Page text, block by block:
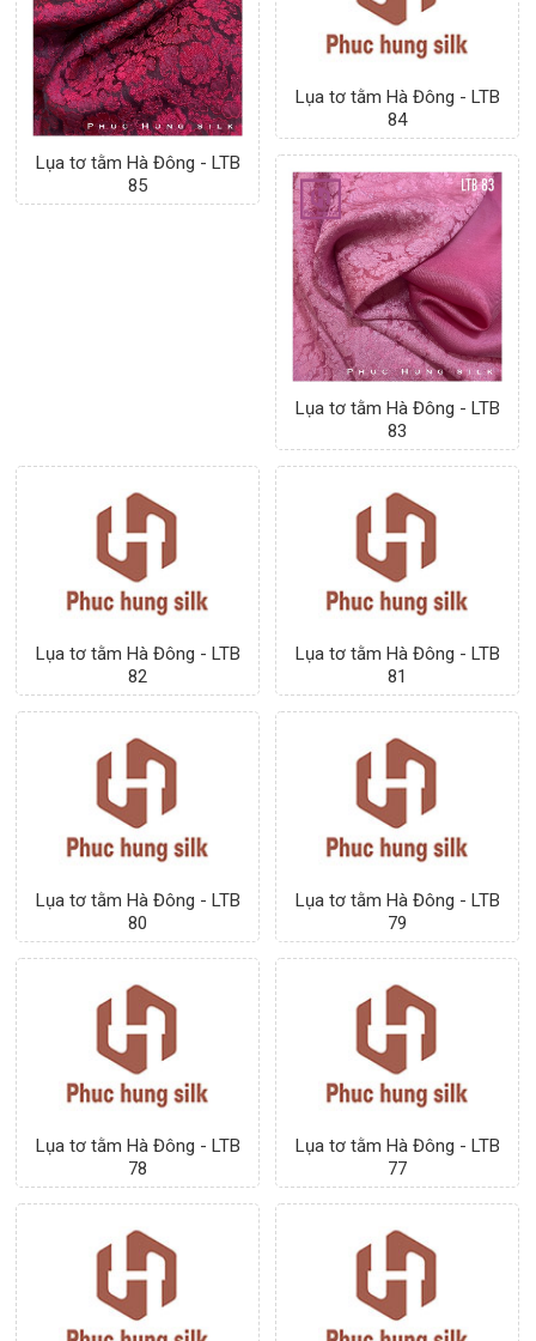
Lụa tơ tằm Hà Đông - LTB
86
Lụa tơ tằm Hà Đông - LTB
Lụa tơ tằm Hà Đông - LTB
83
Lụa tơ tằm Hà Đông - LTB
82
Lụa tơ tằm Hà Đông - LTB
81
Lụa tơ tằm Hà Đông - LTB
80
Lụa tơ tằm Hà Đông - LTB
79
Lụa tơ tằm Hà Đông - LTB
78
Lụa tơ tằm Hà Đông - LTB
77